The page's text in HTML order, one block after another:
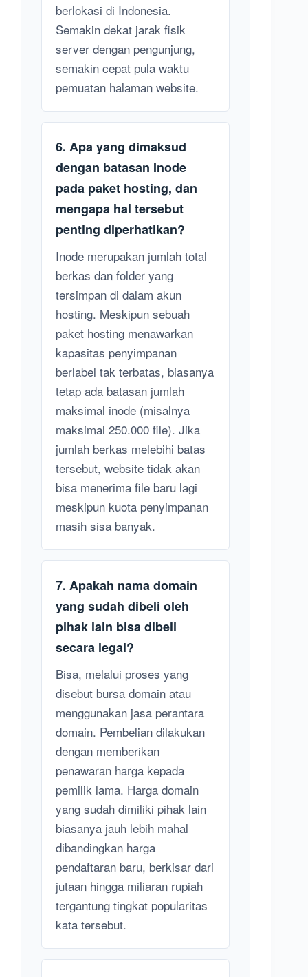
berlokasi di Indonesia.
Semakin dekat jarak fisik
server dengan pengunjung,
semakin cepat pula waktu
pemuatan halaman website.
6. Apa yang dimaksud
dengan batasan Inode
pada paket hosting, dan
mengapa hal tersebut
penting diperhatikan?
Inode merupakan jumlah total
berkas dan folder yang
tersimpan di dalam akun
hosting. Meskipun sebuah
paket hosting menawarkan
kapasitas penyimpanan
berlabel tak terbatas, biasanya
tetap ada batasan jumlah
maksimal inode (misalnya
maksimal 250.000 file). Jika
jumlah berkas melebihi batas
tersebut, website tidak akan
bisa menerima file baru lagi
meskipun kuota penyimpanan
masih sisa banyak.
7. Apakah nama domain
yang sudah dibeli oleh
pihak lain bisa dibeli
secara legal?
Bisa, melalui proses yang
disebut bursa domain atau
menggunakan jasa perantara
domain. Pembelian dilakukan
dengan memberikan
penawaran harga kepada
pemilik lama. Harga domain
yang sudah dimiliki pihak lain
biasanya jauh lebih mahal
dibandingkan harga
pendaftaran baru, berkisar dari
jutaan hingga miliaran rupiah
tergantung tingkat popularitas
kata tersebut.